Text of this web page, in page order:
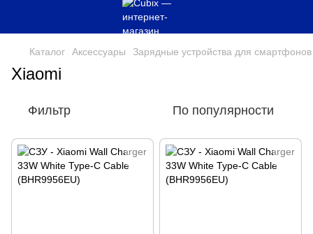
Каталог Аксессуары Зарядные устройства для
Xiaomi
Фильтр По популярности